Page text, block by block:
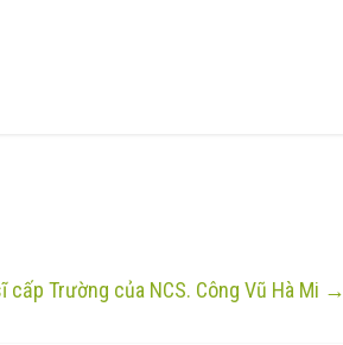
Trường của NCS. Công Vũ Hà Mi →